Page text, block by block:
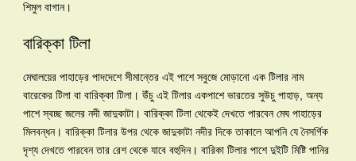
শিমুল বাগান।
বারিক্কা টিলা
মেঘালয়ের পাহাড়ের পাদদেশে সীমান্তের এই পাশে সবুজে মোড়ানো এক টিলার নাম
বারেকের টিলা বা বারিক্কা টিলা। উঁচু এই টিলার একপাশে ভারতের সুউচু পাহাড়, অন্য
পাশে স্বচ্ছ জলের নদী জাদুকাটা। বারিক্কা টিলা থেকেই দেখতে পারবেন মেঘ পাহাড়ের
মিলবন্ধন। বারিক্কা টিলার উপর থেকে জাদুকাটা নদীর দিকে তাকালে আপনি যে নৈসর্গিক
দৃশ্য দেখতে পারবেন তার রেশ থেকে যাবে বহুদিন। বারিকা টিলার পাশে দুইটি মিষ্টি পানির